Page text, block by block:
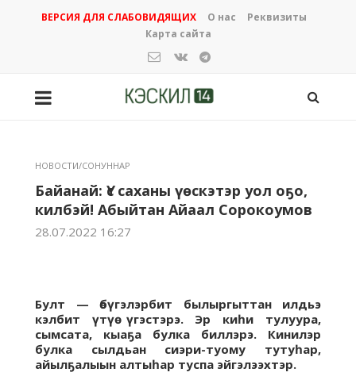
ВЕРСИЯ ДЛЯ СЛАБОВИДЯЩИХ О нас
Реквизиты
Карта сайта
НОВОСТИ/СОНУННАР
Байанай: Үс саханы үөскэтэр уол оҕо,
килбэй! Абыйтан Айаал Сорокоумов
28.07.2022 16:27
Булт — өбүгэлэрбит былыргыттан илдьэ
кэлбит үтүө үгэстэрэ. Эр киһи тулуура,
сымсата, кыаҕа булка биллэрэ. Кинилэр
булка сылдьан сиэри-туому тутуһар,
айылҕалыын алтыһар туспа эйгэлээхтэр.